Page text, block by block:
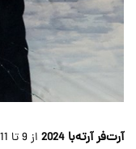
آرت‌فر آرته‌با 2024 از 9 تا 11